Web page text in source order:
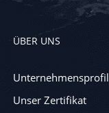
ÜBER UNS
Unternehmensprofil
Unser Zertifikat